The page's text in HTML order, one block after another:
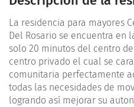
La residencia para mayores
Del Rosario se encuentra en
solo 20 minutos del centro
centro privado el cual se
comunitaria perfectamente
todas las necesidades de
logrando así mejorar su